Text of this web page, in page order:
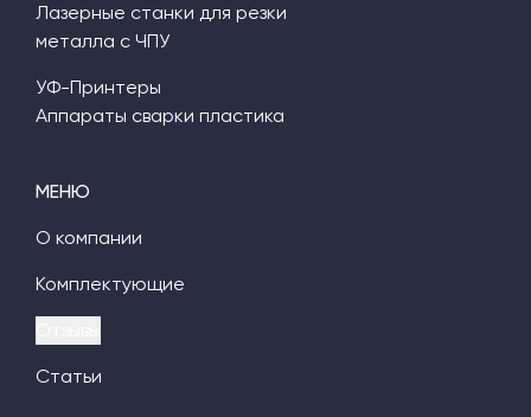
МЕНЮ
О компании
Комплектующие
Статьи
Лазерные станки для резки
металла с ЧПУ
УФ-Принтеры
Аппараты сварки пластика